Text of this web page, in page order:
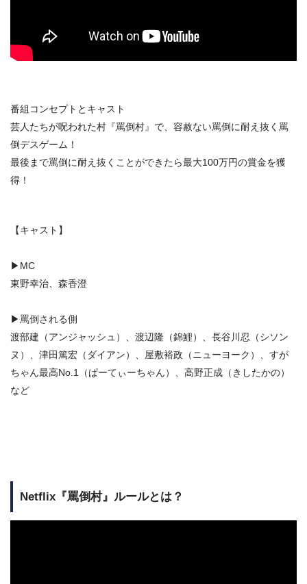
番組コンセプトとキャスト
芸人たちが呪われた村『罵倒村』で、容赦ない罵倒に耐え抜く罵
倒デスゲーム！
最後まで罵倒に耐え抜くことができたら最大100万円の賞金を獲
得！
【キャスト】
▶MC
東野幸治、森香澄
▶罵倒される側
渡部建（アンジャッシュ）、渡辺隆（錦鯉）、長谷川忍（シソン
ヌ）、津田篤宏（ダイアン）、屋敷裕政（ニューヨーク）、すが
ちゃん最高No.1（ぱーてぃーちゃん）、高野正成（きしたかの）
など
Netflix『罵倒村』ルールとは？